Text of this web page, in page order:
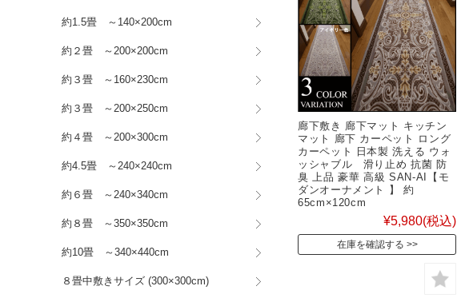
廊下敷き 廊下マット キッチン
マット 廊下 カーペット ロング
カーペット 日本製 洗える ウォ
ッシャブル 滑り止め 抗菌 防
臭 上品 豪華 高級 SAN-AI【モ
ダンオーナメント 】 約
65cm×120cm
¥5,980(税込)
在庫を確認する
約1.5畳 ～140×200cm
約２畳 ～200×200cm
約３畳 ～160×230cm
約３畳 ～200×250cm
約４畳 ～200×300cm
約4.5畳 ～240×240cm
約６畳 ～240×340cm
約８畳 ～350×350cm
約10畳 ～340×440cm
８畳中敷きサイズ (300×300cm)